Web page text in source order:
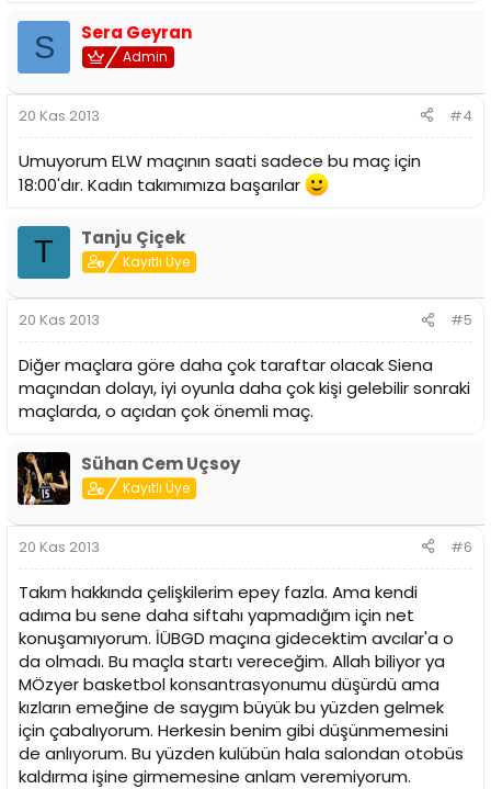
S Sera Geyran
Admin
20 Kas 2013 #4
Umuyorum ELW maçının saati sadece bu maç için
18:00'dır. Kadın takımımıza başarılar
T Tanju Çiçek
Kayıtlı Üye
20 Kas 2013 #5
Diğer maçlara göre daha çok taraftar olacak Siena
maçından dolayı, iyi oyunla daha çok kişi gelebilir sonraki
maçlarda, o açıdan çok önemli maç.
Sühan Cem Uçsoy
Kayıtlı Üye
20 Kas 2013 #6
Takım hakkında çelişkilerim epey fazla. Ama kendi
adıma bu sene daha siftahı yapmadığım için net
konuşamıyorum. İÜBGD maçına gidecektim avcılar'a o
da olmadı. Bu maçla startı vereceğim. Allah biliyor ya
MÖzyer basketbol konsantrasyonumu düşürdü ama
kızların emeğine de saygım büyük bu yüzden gelmek
için çabalıyorum. Herkesin benim gibi düşünmemesini
de anlıyorum. Bu yüzden kulübün hala salondan otobüs
kaldırma işine girmemesine anlam veremiyorum.